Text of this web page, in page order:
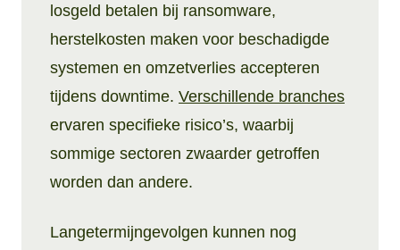
losgeld betalen bij ransomware,
herstelkosten maken voor beschadigde
systemen en omzetverlies accepteren
tijdens downtime. Verschillende branches
ervaren specifieke risico’s, waarbij
sommige sectoren zwaarder getroffen
worden dan andere.
Langetermijngevolgen kunnen nog